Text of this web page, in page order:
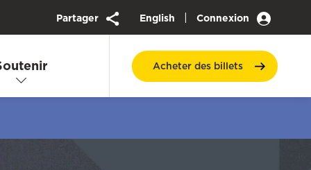
Partager English | Connexion
Acheter desbillets